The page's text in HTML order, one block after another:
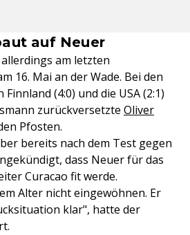
auf Neuer
am letzten
16. Mai an der Wade. Bei den
(4:0) und die USA (2:1)
zurückversetzte Oliver
Pfosten.
bereits nach dem Test gegen
dass Neuer für das
Curacao fit werde.
Alter nicht eingewöhnen. Er
klar", hatte der